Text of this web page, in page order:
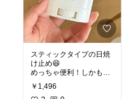
スティックタイプの日焼
け止め😆
めっちゃ便利！しかもサ
ラサラだから、気軽に塗
れる✨
￥1,496